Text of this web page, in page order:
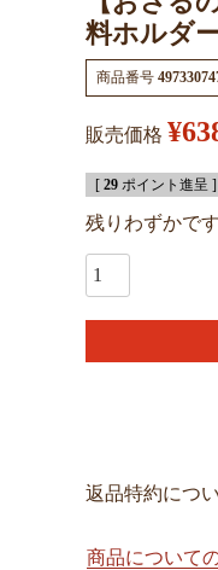
料ホルダ
商品番号
販売価格 ¥
[ 29 ポイント進呈 ]
残りわずかです
返品特約につ
商品について